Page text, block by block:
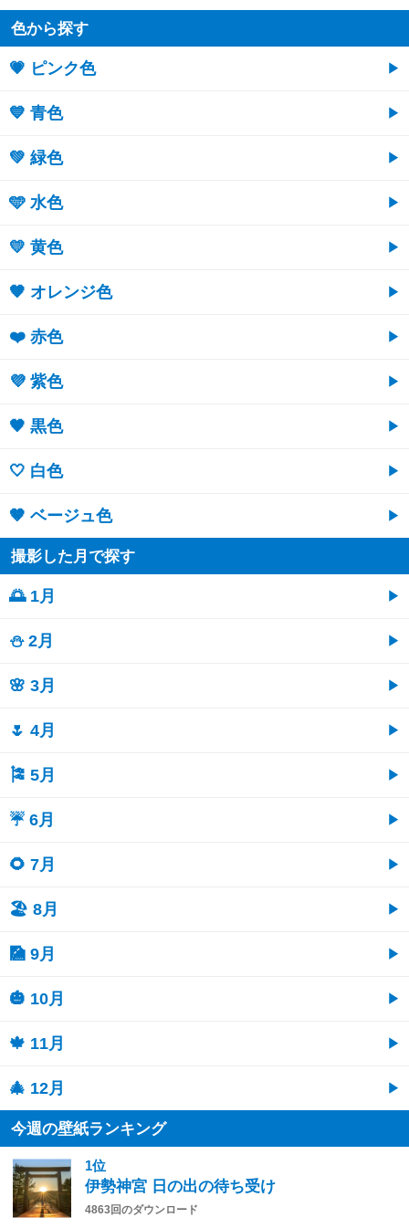
色から探す
💗 ピンク色
💙 青色
💚 緑色
🩵 水色
💛 黄色
🧡 オレンジ色
❤️ 赤色
💜 紫色
🖤 黒色
🤍 白色
🤎 ベージュ色
撮影した月で探す
🌅 1月
⛄ 2月
🌸 3月
🌷 4月
🎏 5月
☔ 6月
🌻 7月
🏖 8月
🎑 9月
🎃 10月
🍁 11月
🎄 12月
今週の壁紙ランキング
1位
伊勢神宮 日の出の待ち受け
4863回のダウンロード